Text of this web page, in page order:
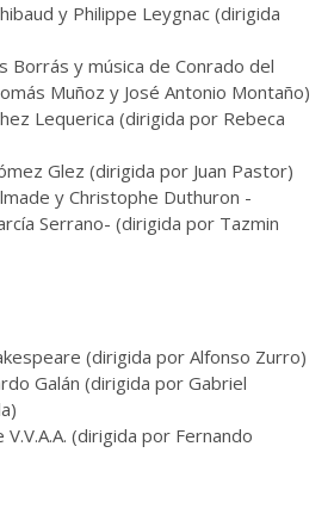
y Philippe Leygnac (dirigida
Borrás y música de Conrado del
Muñoz y José Antonio Montaño)
Lequerica (dirigida por Rebeca
Glez (dirigida por Juan Pastor)
y Christophe Duthuron -
Serrano- (dirigida por Tazmin
(dirigida por Alfonso Zurro)
Galán (dirigida por Gabriel
V.V.A.A. (dirigida por Fernando